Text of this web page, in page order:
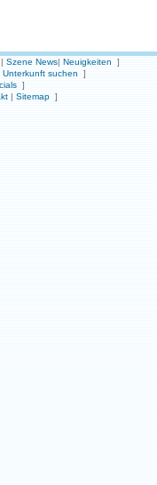
| Szene News| Neuigkeiten ]
Unterkunft suchen ]
]
| Sitemap ]